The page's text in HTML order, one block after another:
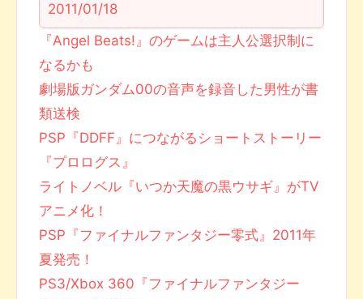
2011/01/18
『Angel Beats!』のゲームは主人公選択制に
なるかも
劇場版ガンダム00の音声を録音した男性が書
類送検
PSP『DDFF』につながるショートストーリー
『プロログス』
ライトノベル『いつか天魔の黒ウサギ』がTV
アニメ化！
PSP『ファイナルファンタジー零式』2011年
夏発売！
PS3/Xbox 360『ファイナルファンタジー